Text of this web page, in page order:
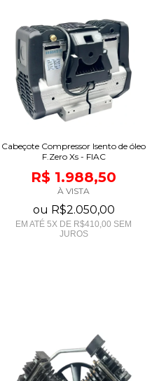
Cabeçote Compressor Isento de óleo
F.Zero Xs - FIAC
R$ 1.988,50
À VISTA
ou R$2.050,00
EM ATÉ 5X DE R$410,00 SEM
JUROS